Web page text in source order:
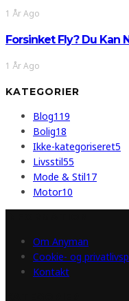
1 År Ago
Forsinket Fly? Du Kan
1 År Ago
KATEGORIER
Blog119
Bolig18
Ikke-kategoriseret5
Livsstil55
Mode & Stil17
Motor10
Om Anyman
Cookie- og
Kontakt